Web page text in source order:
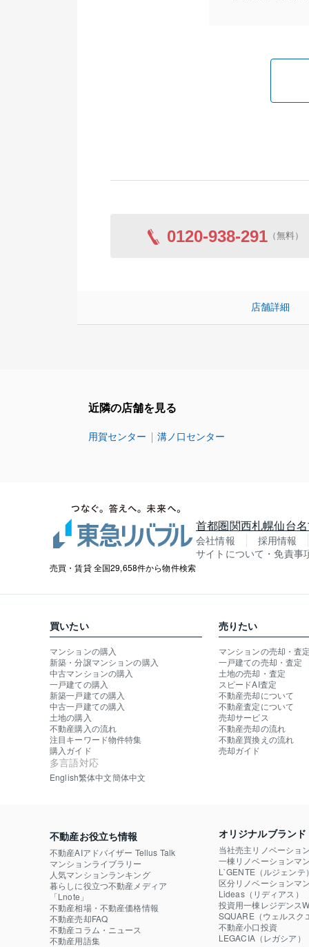
0120-938-291 （無料）
店舗詳細
近隣の店舗を見る
用賀センター 溝ノ口センター
売買・賃貸 全国29,658件から物件検索
首都圏関西札幌仙台
会社情報
採用情報
サイトについて・免責事
買いたい
マンションの購入
新築・分譲マンションの購入
中古マンションの購入
一戸建ての購入
新築一戸建ての購入
中古一戸建ての購入
土地の購入
不動産購入の流れ
注目キーワード物件特集
購入ガイド
多言語対応
English繁体中文簡体中文
売りたい
マンションの売却・査
一戸建ての売却・査定
土地の売却・査定
スピードAI査定
不動産売却について
不動産査定について
売却サービス
不動産売却の流れ
不動産買換えの流れ
売却ガイド
不動産お役立ち情報
不動産AIアドバイザー Tellus Talk
マンションライブラリー
人気マンションランキング
暮らしに役立つ不動産メディア
「Lnote」
不動産相場・不動産価格情報
不動産売却FAQ
不動産コラム・ニュース
不動産用語集
オリジナルブランド
当社売主リノベーショ
一棟リノベーションマ
L`GENTE（ルジェンテ
区分リノベーションマ
Lideas（リディアス）
投資用一棟レジデンス
SQUARE（ウェルスク
不動産小口投資
LEGACIA（レガシア）